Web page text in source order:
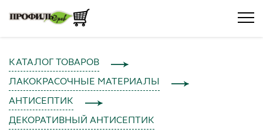
КАТАЛОГ ТОВАРОВ
ЛАКОКРАСОЧНЫЕ МАТЕРИАЛЫ
АНТИСЕПТИК
ДЕКОРАТИВНЫЙ АНТИСЕПТИК